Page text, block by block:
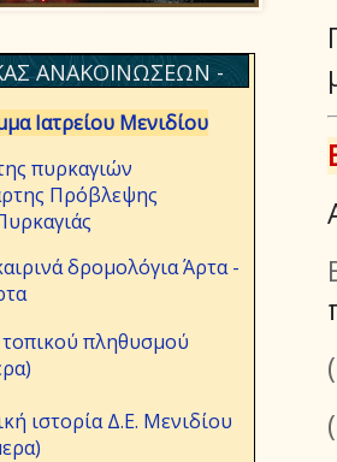
ΑΝΑΚΟΙΝΩΣΕΩΝ -
Ιατρείου Μενιδίου
πυρκαγιών
Πρόβλεψης
δρομολόγια Άρτα -
τοπικού πληθυσμού
ιστορία Δ.Ε. Μενιδίου